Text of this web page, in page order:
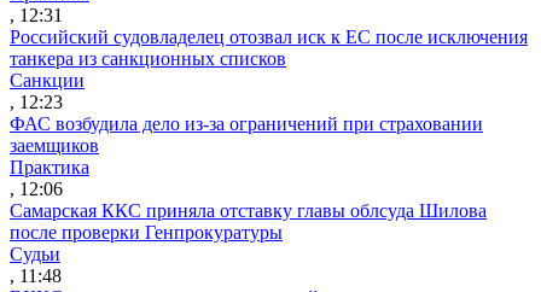
, 12:31
Российский судовладелец отозвал иск к ЕС после исключения
танкера из санкционных списков
Санкции
, 12:23
ФАС возбудила дело из-за ограничений при страховании
заемщиков
Практика
, 12:06
Самарская ККС приняла отставку главы облсуда Шилова
после проверки Генпрокуратуры
Судьи
, 11:48